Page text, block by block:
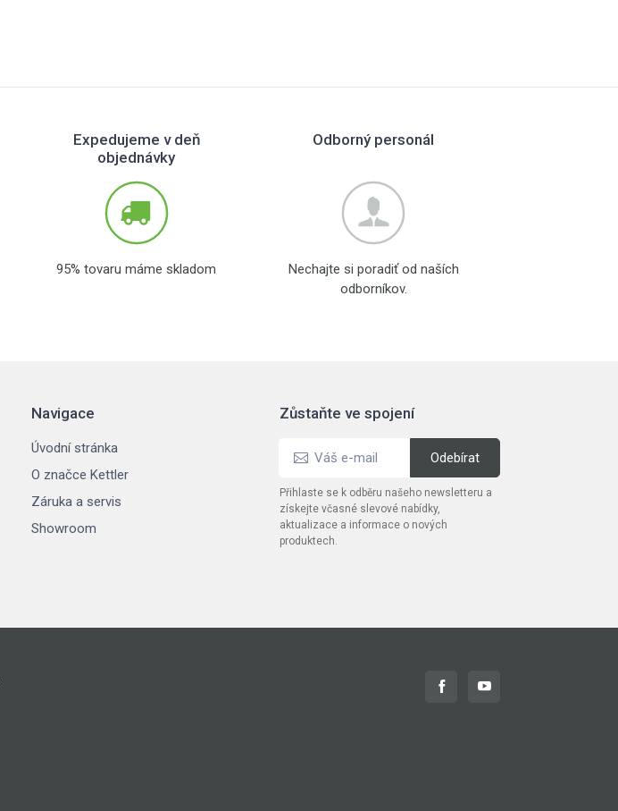
Expedujeme v deň
objednávky
95% tovaru máme skladom
Odborný personál
Nechajte si poradiť od naších
odborníkov.
Navigace
Úvodní stránka
O značce Kettler
Záruka a servis
Showroom
Zůstaňte ve spojení
Přihlaste se k odběru našeho newsletteru a
získejte včasné slevové nabídky,
aktualizace a informace o nových
produktech.